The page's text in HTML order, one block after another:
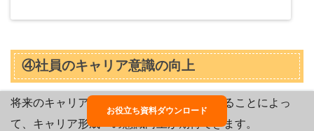
④社員のキャリア意識の向上
将来のキャリアについて考える機会を与えることによっ
て、キャリア形成への意識向上が期待できます。
お役立ち資料ダウンロード